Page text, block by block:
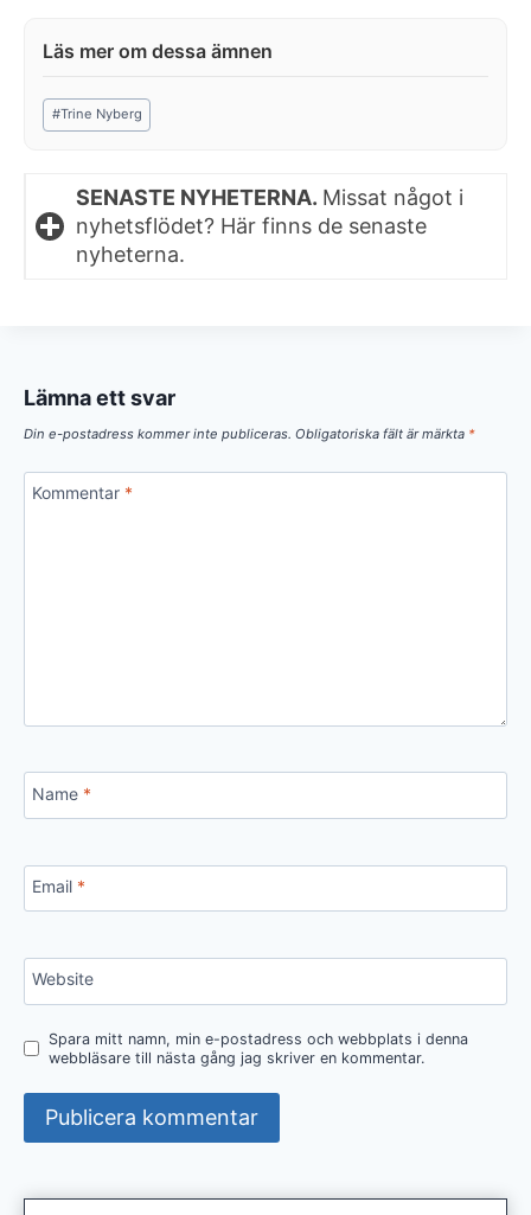
Post
Tags:
#Trine Nyberg
SENASTE NYHETERNA. Missat något i
nyhetsflödet? Här finns de senaste
nyheterna.
Lämna ett svar
Din e-postadress kommer inte publiceras. Obligatoriska fält är märkta *
Kommentar *
Name *
Email *
Website
Spara mitt namn, min e-postadress och webbplats i denna
webbläsare till nästa gång jag skriver en kommentar.